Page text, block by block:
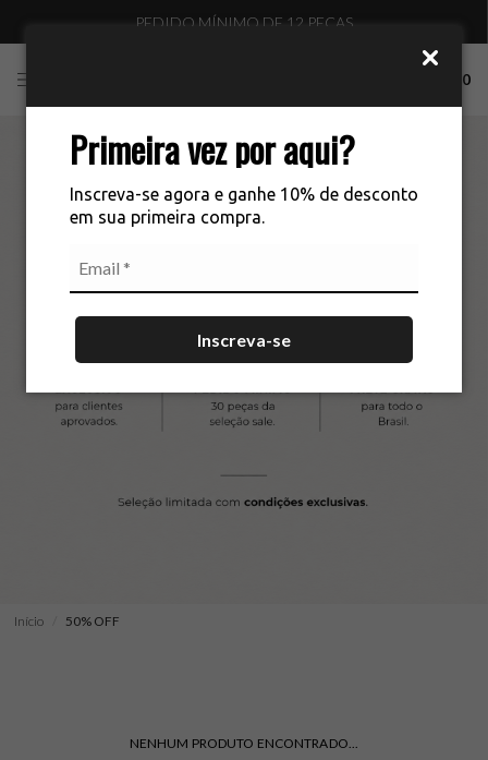
Primeira vez por aqui?
Inscreva-se agora e ganhe 10% de desconto
em sua primeira compra.
Inscreva-se
PEDIDO MÍNIMO DE 12 PEÇAS
0
50% OFF
Início 50% OFF
NENHUM PRODUTO ENCONTRADO...